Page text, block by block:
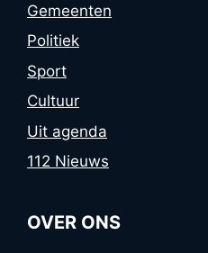
Gemeenten
Politiek
Sport
Cultuur
Uit agenda
112 Nieuws
OVER ONS